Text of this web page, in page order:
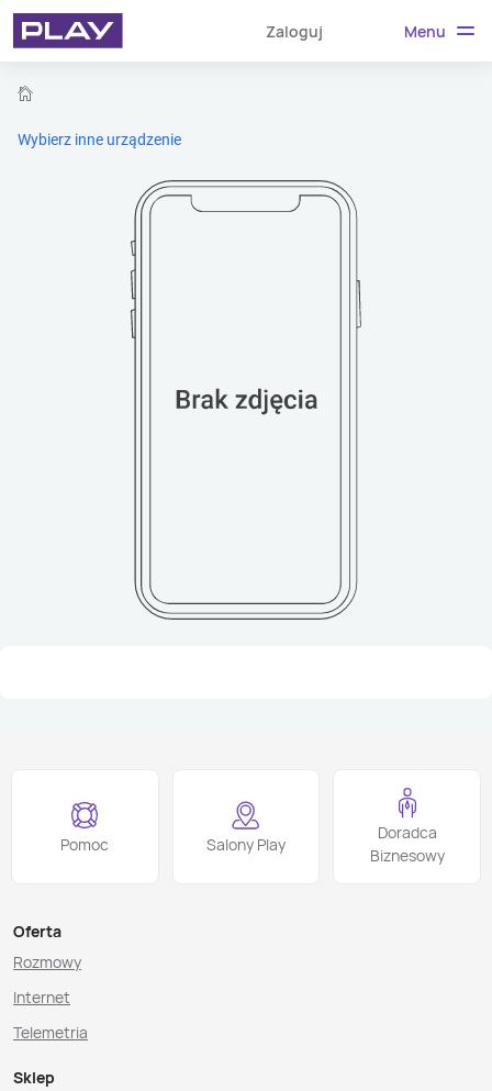
Zaloguj Menu
Wybierz inne urządzenie
Pomoc Salony Play
Doradca
Biznesowy
Oferta
Rozmowy
Internet
Telemetria
Sklep